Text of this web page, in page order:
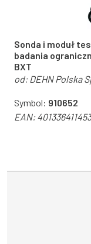
Sonda i moduł
badania
BXT
od: DEHN Polska
Symbol: 910652
EAN: